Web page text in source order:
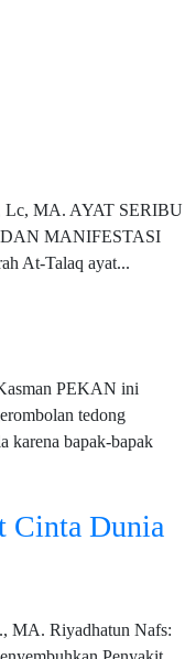
MA. AYAT SERIBU
MANIFESTASI
At-Talaq ayat...
PEKAN ini
tedong
karena bapak-bapak
Cinta Dunia
MA. Riyadhatun Nafs: